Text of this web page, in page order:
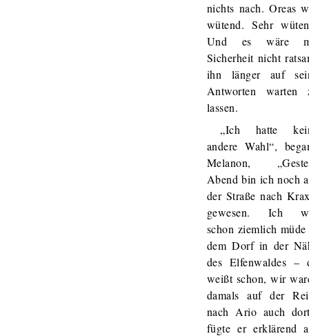
nichts nach. Oreas
wütend. Sehr
Und es wäre
Sicherheit nicht
ihn länger auf
Antworten warten
lassen.
„Ich hatte
andere Wahl“,
Melanon,
Abend bin ich noch
der Straße nach
gewesen. Ich
schon ziemlich
dem Dorf in der
des Elfenwaldes –
weißt schon, wir
damals auf der
nach Ario auch
fügte er erklärend